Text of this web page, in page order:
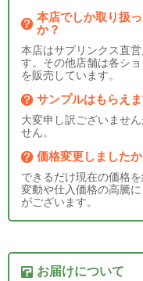
本店でしか取り扱
か？
本店はサプリンクス直
す。その他店舗は各シ
を販売しています。
サンプルはもらえ
大変申し訳ございませ
せん。
価格変更しましたか
できるだけ現在の価格
変動や仕入価格の高騰
がございます。
お届けについて